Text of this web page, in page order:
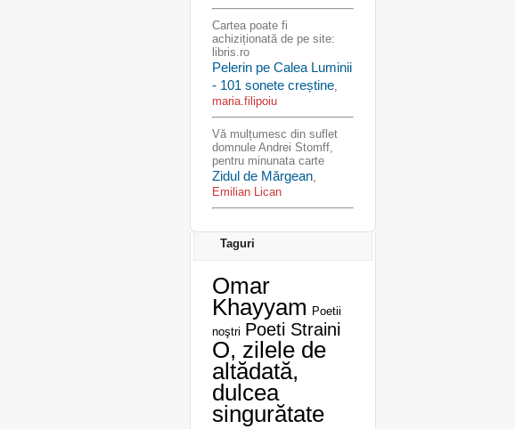
Cartea poate fi
achiziționată de pe site:
libris.ro
Pelerin pe Calea Luminii
- 101 sonete creștine,
maria.filipoiu
Vă mulțumesc din suflet
domnule Andrei Stomff,
pentru minunata carte
Zidul de Mărgean,
Emilian Lican
Taguri
Omar
Khayyam Poetii
noştri Poeti Straini
O, zilele de
altădată,
dulcea
singurătate